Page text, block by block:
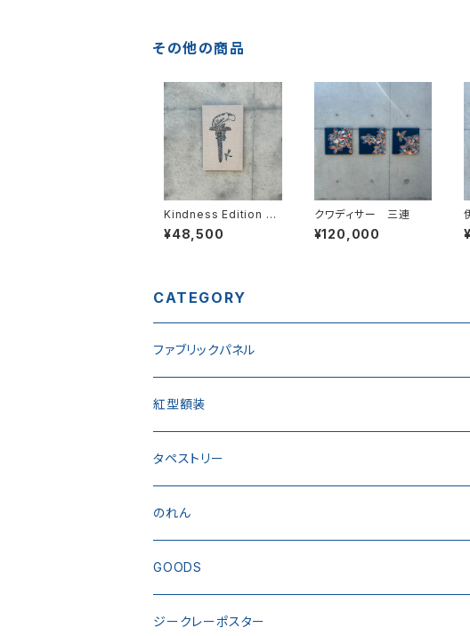
その他の商品
Kindness Edition 5/
100
¥48,500
クワディサー 三連
¥120,000
CATEGORY
ファブリックパネル
紅型額装
タペストリー
のれん
GOODS
トートバック
ジークレーポスター